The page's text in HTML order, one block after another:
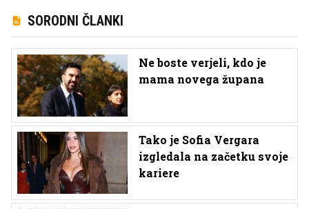
SORODNI ČLANKI
Ne boste verjeli, kdo je
mama novega župana
Tako je Sofia Vergara
izgledala na začetku svoje
kariere